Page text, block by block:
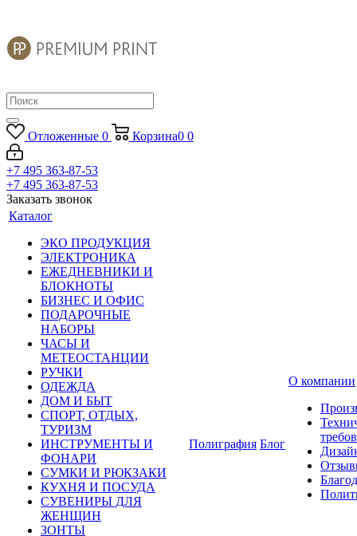
Отложенные 0 Корзина0 0
+7 495 363-87-53
+7 495 363-87-53
Заказать звонок
Каталог
ЭКО ПРОДУКЦИЯ
ЭЛЕКТРОНИКА
ЕЖЕДНЕВНИКИ И
БЛОКНОТЫ
БИЗНЕС И ОФИС
ПОДАРОЧНЫЕ
НАБОРЫ
ЧАСЫ И
МЕТЕОСТАНЦИИ
РУЧКИ
ОДЕЖДА
ДОМ И БЫТ
СПОРТ, ОТДЫХ,
ТУРИЗМ
ИНСТРУМЕНТЫ И
ФОНАРИ
СУМКИ И РЮКЗАКИ
КУХНЯ И ПОСУДА
СУВЕНИРЫ ДЛЯ
ЖЕНЩИН
ЗОНТЫ
Полиграфия Блог
О компании